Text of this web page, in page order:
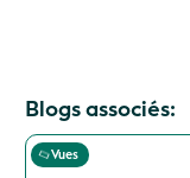
Blogs associés:
Vues